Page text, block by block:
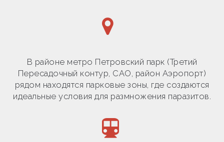
В районе метро Петровский парк (Третий
Пересадочный контур, САО, район Аэропорт)
рядом находятся парковые зоны, где создаются
идеальные условия для размножения паразитов.